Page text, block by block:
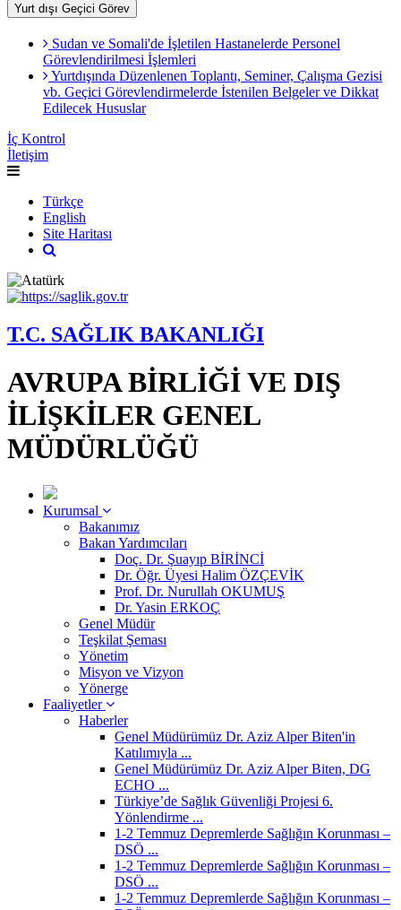
Yurt dışı Geçici Görev
Sudan ve Somali'de İşletilen Hastanelerde Personel
Görevlendirilmesi İşlemleri
Yurtdışında Düzenlenen Toplantı, Seminer, Çalışma Gezisi
vb. Geçici Görevlendirmelerde İstenilen Belgeler ve Dikkat
Edilecek Hususlar
İç Kontrol
İletişim
Türkçe
English
Site Haritası
T.C. SAĞLIK BAKANLIĞI
AVRUPA BİRLİĞİ VE DIŞ
İLİŞKİLER GENEL
MÜDÜRLÜĞÜ
Kurumsal
Bakanımız
Bakan Yardımcıları
Doç. Dr. Şuayıp BİRİNCİ
Dr. Öğr. Üyesi Halim ÖZÇEVİK
Prof. Dr. Nurullah OKUMUŞ
Dr. Yasin ERKOÇ
Genel Müdür
Teşkilat Şeması
Yönetim
Misyon ve Vizyon
Yönerge
Faaliyetler
Haberler
Genel Müdürümüz Dr. Aziz Alper Biten'in
Katılımıyla ...
Genel Müdürümüz Dr. Aziz Alper Biten, DG
ECHO ...
Türkiye’de Sağlık Güvenliği Projesi 6.
Yönlendirme ...
1-2 Temmuz Depremlerde Sağlığın Korunması –
DSÖ ...
1-2 Temmuz Depremlerde Sağlığın Korunması –
DSÖ ...
1-2 Temmuz Depremlerde Sağlığın Korunması –